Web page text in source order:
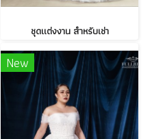
ชุดแต่งงาน สำหรับเช่า
New